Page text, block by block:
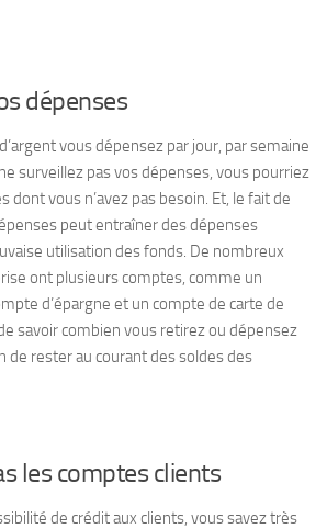
dépenses
vous dépensez par jour, par semaine
surveillez pas vos dépenses, vous pourriez
dont vous n’avez pas besoin. Et, le fait de
peut entraîner des dépenses
utilisation des fonds. De nombreux
ont plusieurs comptes, comme un
d’épargne et un compte de carte de
savoir combien vous retirez ou dépensez
de rester au courant des soldes des
les comptes clients
de crédit aux clients, vous savez très